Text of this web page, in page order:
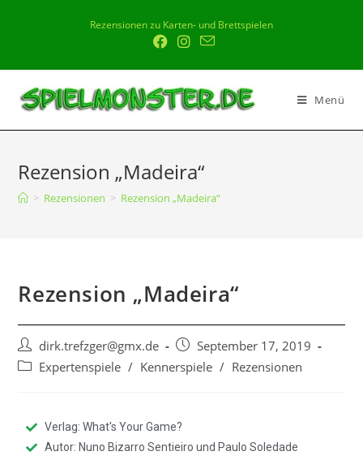
Rezensionen zu Karten- und Brettspielen
Menü
Rezension „Madeira“
> Rezensionen > Rezension „Madeira“
Rezension „Madeira“
dirk.trefzger@gmx.de
September 17, 2019
Expertenspiele / Kennerspiele / Rezensionen
Verlag: What's Your Game?
Autor: Nuno Bizarro Sentieiro und Paulo Soledade